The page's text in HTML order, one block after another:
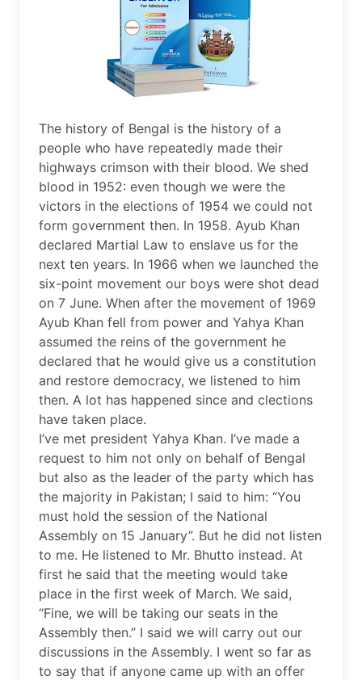
The history of Bengal is the history of a
people who have repeatedly made their
highways crimson with their blood. We shed
blood in 1952: even though we were the
victors in the elections of 1954 we could not
form government then. In 1958. Ayub Khan
declared Martial Law to enslave us for the
next ten years. In 1966 when we launched the
six-point movement our boys were shot dead
on 7 June. When after the movement of 1969
Ayub Khan fell from power and Yahya Khan
assumed the reins of the government he
declared that he would give us a constitution
and restore democracy, we listened to him
then. A lot has happened since and clections
have taken place.
I’ve met president Yahya Khan. I’ve made a
request to him not only on behalf of Bengal
but also as the leader of the party which has
the majority in Pakistan; I said to him: “You
must hold the session of the National
Assembly on 15 January”. But he did not listen
to me. He listened to Mr. Bhutto instead. At
first he said that the meeting would take
place in the first week of March. We said,
“Fine, we will be taking our seats in the
Assembly then.” I said we will carry out our
discussions in the Assembly. I went so far as
to say that if anyone came up with an offer